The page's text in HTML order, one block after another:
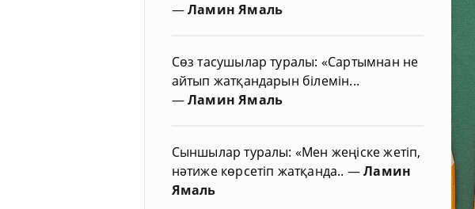
—Ламин Ямаль
Сөз тасушылар туралы: «Сартымнан не
айтып жатқандарын білемін...
—Ламин Ямаль
Сыншылар туралы: «Мен жеңіске жетіп,
нәтиже көрсетіп жатқанда.. —Ламин
Ямаль